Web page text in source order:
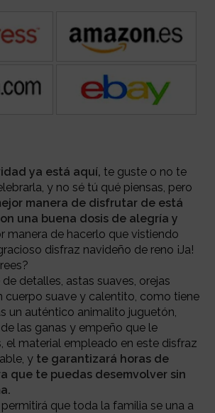
ya está aquí, te guste o no te
y no sé tú qué piensas, pero
manera de disfrutar de está
una buena dosis de alegría y
manera de hacerlo que vistiendo
disfraz navideño de reno ¡Ja!
detalles, astas suaves, orejas
cuerpo suave y calentito, como tiene
un auténtico animalito juguetón,
las ganas y empeño que le
el material empleado en este disfraz
yte garantizará horas de
que te puedas desemvolver sin
permitirá que toda la familia se una a